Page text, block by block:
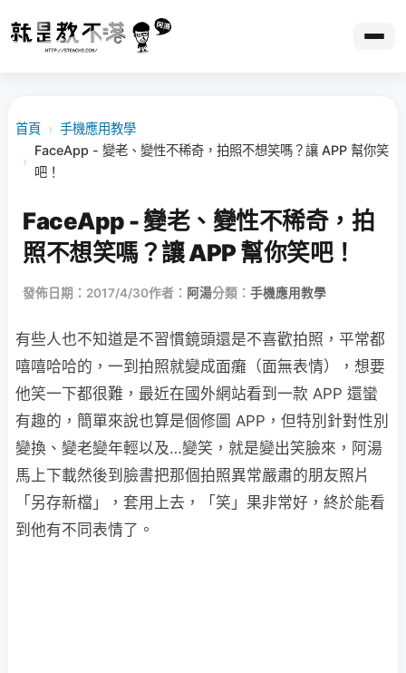
首頁 › 手機應用教學
›
FaceApp - 變老、變性不稀奇，拍照不想笑嗎？讓 APP 幫你笑
吧！
FaceApp - 變老、變性不稀奇，拍
照不想笑嗎？讓 APP 幫你笑吧！
發佈日期：2017/4/30作者： 阿湯分類： 手機應用教學
有些人也不知道是不習慣鏡頭還是不喜歡拍照，平常都
嘻嘻哈哈的，一到拍照就變成面癱（面無表情），想要
他笑一下都很難，最近在國外網站看到一款 APP 還蠻
有趣的，簡單來說也算是個修圖 APP，但特別針對性別
變換、變老變年輕以及…變笑，就是變出笑臉來，阿湯
馬上下載然後到臉書把那個拍照異常嚴肅的朋友照片
「另存新檔」，套用上去，「笑」果非常好，終於能看
到他有不同表情了。